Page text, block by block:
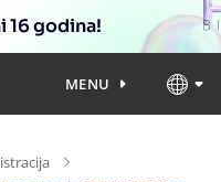
16 godina!
MENU